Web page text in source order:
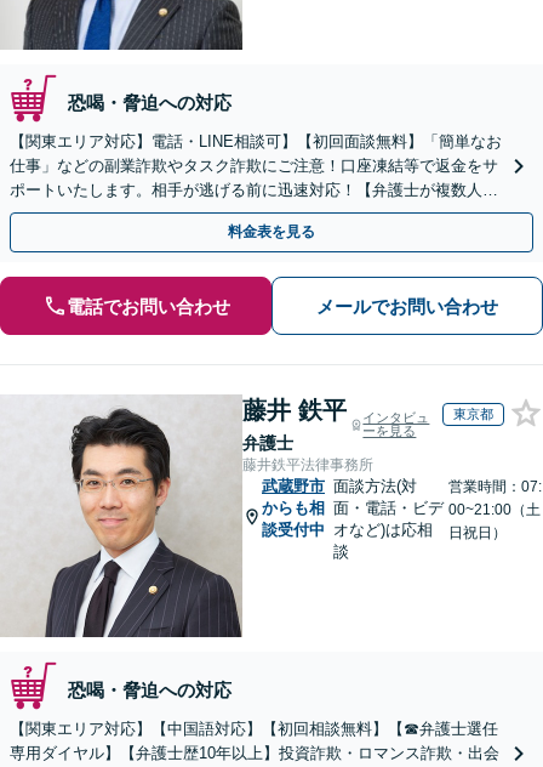
恐喝・脅迫への対応
【関東エリア対応】電話・LINE相談可】【初回面談無料】「簡単なお
仕事」などの副業詐欺やタスク詐欺にご注意！口座凍結等で返金をサ
ポートいたします。相手が逃げる前に迅速対応！【弁護士が複数人在
籍】事務所内で連携し問題解決へ【休日・夜間面談可】
料金表を見る
電話でお問い合わせ メールでお問い合わせ
藤井 鉄平
弁護士
インタビュ
ーを見る
東京都
藤井鉄平法律事務所
武蔵野市
からも相
談受付中
面談方法(対
面・電話・ビデ
オなど)は応相
談
営業時間：07:
00~21:00（土
日祝日）
恐喝・脅迫への対応
【関東エリア対応】【中国語対応】【初回相談無料】【☎︎弁護士選任
専用ダイヤル】【弁護士歴10年以上】投資詐欺・ロマンス詐欺・出会